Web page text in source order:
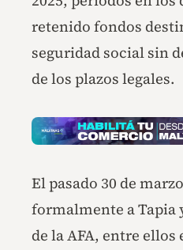
retenido fondos
seguridad social sin
de los plazos legales.
El pasado 30 de
formalmente a Tapia
de la AFA, entre ellos